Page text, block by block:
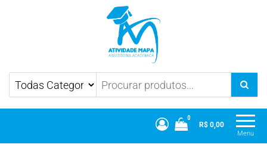
Atividade Mapa Mapa UniCesumar
Menu
0
R$ 0,00